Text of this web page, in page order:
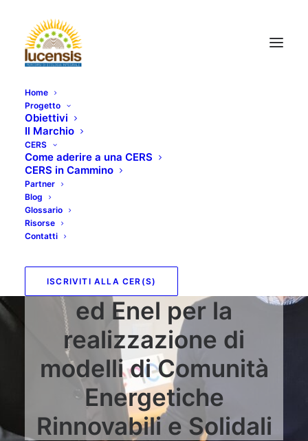
Home
Progetto
Obiettivi
Il Marchio
CERS
Come aderire a una CERS
CERS in Cammino
Partner
Blog
Glossario
Risorse
Contatti
ISCRIVITI ALLA CER(S)
l’Arcidiocesi di Lucca
ed Enel per la
realizzazione di
modelli di Comunità
Energetiche
Rinnovabili e Solidali